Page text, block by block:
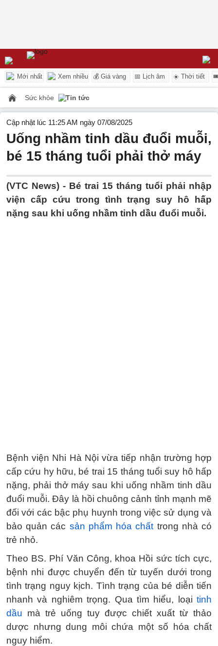
Mới nhất Xem nhiều 💰 Giá vàng 📅 Lịch âm ☀️ Thời tiết
Sức khỏe Tin tức
Cập nhật lúc 11:25 AM ngày 07/08/2025
Uống nhầm tinh dầu đuổi muỗi,
bé 15 tháng tuổi phải thở máy
(VTC News) - Bé trai 15 tháng tuổi phải nhập
viện cấp cứu trong tình trạng suy hô hấp
nặng sau khi uống nhầm tinh dầu đuổi muỗi.
Bệnh viện Nhi Hà Nội vừa tiếp nhận trường hợp
cấp cứu hy hữu, bé trai 15 tháng tuổi suy hô hấp
nặng, phải thở máy sau khi uống nhầm tinh dầu
đuổi muỗi. Đây là hồi chuông cảnh tỉnh mạnh mẽ
đối với các bậc phụ huynh trong việc sử dụng và
bảo quản các sản phẩm hóa chất trong nhà có
trẻ nhỏ.
Theo BS. Phí Văn Công, khoa Hồi sức tích cực,
bệnh nhi được chuyển đến từ tuyến dưới trong
tình trạng nguy kịch. Tình trạng của bé diễn tiến
nhanh và nghiêm trọng. Qua tìm hiểu, loại tinh
dầu mà trẻ uống tuy được chiết xuất từ thảo
dược nhưng dung môi chứa một số hóa chất
nguy hiểm.